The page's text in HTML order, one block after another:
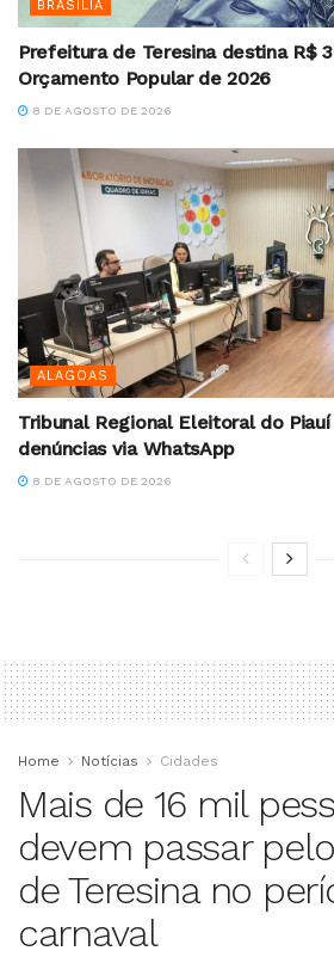
BRASILIA
Prefeitura de Teresina destina R$
Orçamento Popular de 2026
8 DE AGOSTO DE 2026
ALAGOAS
Tribunal Regional Eleitoral do
denúncias via WhatsApp
8 DE AGOSTO DE 2026
Home Notícias Cidades
Mais de 16 mil
devem passar
de Teresina no
carnaval